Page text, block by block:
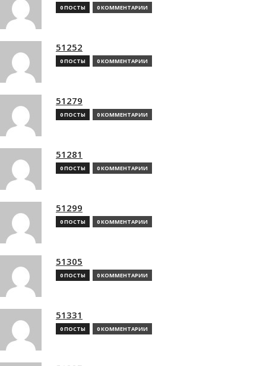
0 ПОСТЫ 0 КОММЕНТАРИИ
51252
0 ПОСТЫ 0 КОММЕНТАРИИ
51279
0 ПОСТЫ 0 КОММЕНТАРИИ
51281
0 ПОСТЫ 0 КОММЕНТАРИИ
51299
0 ПОСТЫ 0 КОММЕНТАРИИ
51305
0 ПОСТЫ 0 КОММЕНТАРИИ
51331
0 ПОСТЫ 0 КОММЕНТАРИИ